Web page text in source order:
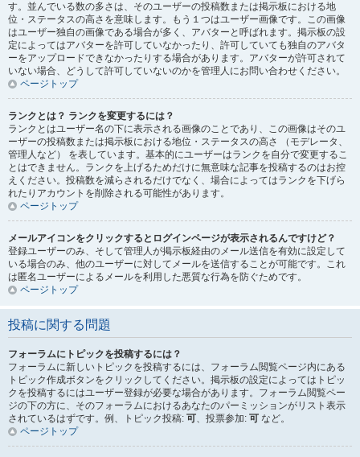
す。並んでいる数の多さは、そのユーザーの投稿数または掲示板における地
位・ステータスの高さを意味します。もう１つはユーザー画像です。この画像
はユーザー独自の画像である場合が多く、アバターと呼ばれます。掲示板の設
定によってはアバターを許可していなかったり、許可していても独自のアバタ
ーをアップロードできなかったりする場合があります。アバターが許可されて
いない場合、どうして許可していないのかを管理人にお問い合わせください。
ページトップ
ランクとは？ ランクを変更するには？
ランクとはユーザー名の下に表示される画像のことであり、この画像はそのユ
ーザーの投稿数または掲示板における地位・ステータスの高さ （モデレータ、
管理人など） を表しています。基本的にユーザーはランクを自分で変更するこ
とはできません。ランクを上げるためだけに無意味な記事を投稿するのはお控
えください。投稿数を減らされるだけでなく、場合によってはランクを下げら
れたりアカウントを削除される可能性があります。
ページトップ
メールアイコンをクリックするとログインページが表示されるんですけど？
登録ユーザーのみ、そして管理人が掲示板経由のメール送信を有効に設定して
いる場合のみ、他のユーザーに対してメールを送信することが可能です。これ
は匿名ユーザーによるメールを利用した悪質な行為を防ぐためです。
ページトップ
投稿に関する問題
フォーラムにトピックを投稿するには？
フォーラムに新しいトピックを投稿するには、フォーラム閲覧ページ内にある
トピック作成ボタンをクリックしてください。掲示板の設定によってはトピッ
クを投稿するにはユーザー登録が必要な場合があります。フォーラム閲覧ペー
ジの下の方に、そのフォーラムにおけるあなたのパーミッションがリスト表示
されているはずです。例、トピック投稿: 可、投票参加: 可 など。
ページトップ